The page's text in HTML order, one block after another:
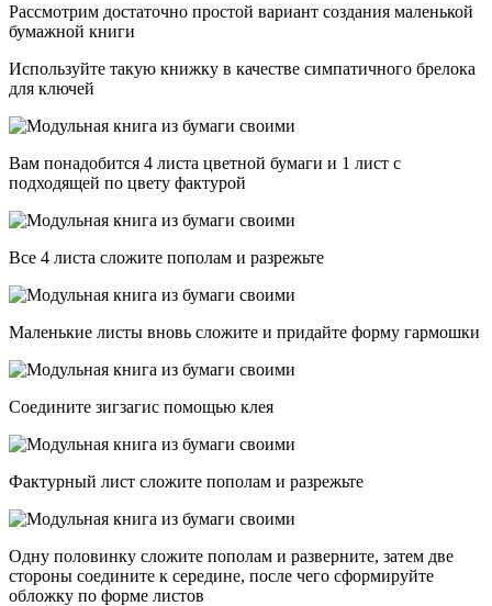
Рассмотрим достаточно простой вариант создания маленькой
бумажной книги
Используйте такую книжку в качестве симпатичного брелока
для ключей
Вам понадобится 4 листа цветной бумаги и 1 лист с
подходящей по цвету фактурой
Все 4 листа сложите пополам и разрежьте
Маленькие листы вновь сложите и придайте форму гармошки
Соедините зигзагис помощью клея
Фактурный лист сложите пополам и разрежьте
Одну половинку сложите пополам и разверните, затем две
стороны соедините к середине, после чего сформируйте
обложку по форме листов